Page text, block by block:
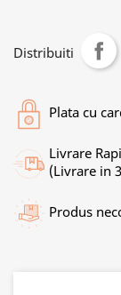
Distribuiti
Plata cu
Livrare
(Livrare in
Produs